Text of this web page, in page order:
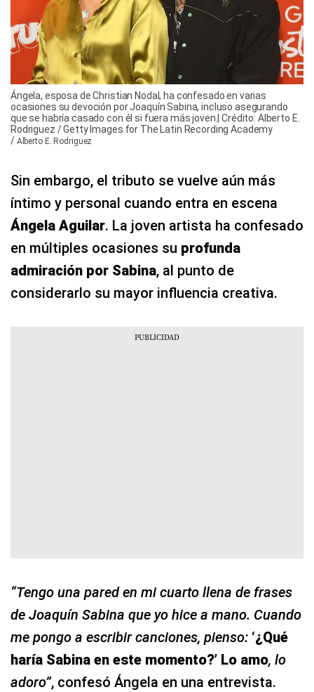
Ángela, esposa de Christian Nodal, ha confesado en varias
ocasiones su devoción por Joaquín Sabina, incluso asegurando
que se habría casado con él si fuera más joven.| Crédito: Alberto E.
Rodriguez / Getty Images for The Latin Recording Academy
/ Alberto E. Rodriguez
Sin embargo, el tributo se vuelve aún más
íntimo y personal cuando entra en escena
Ángela Aguilar. La joven artista ha confesado
en múltiples ocasiones su profunda
admiración por Sabina, al punto de
considerarlo su mayor influencia creativa.
“Tengo una pared en mi cuarto llena de frases
de Joaquín Sabina que yo hice a mano. Cuando
me pongo a escribir canciones, pienso: ‘¿Qué
haría Sabina en este momento?’ Lo amo, lo
adoro”, confesó Ángela en una entrevista.